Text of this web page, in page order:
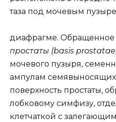
таза под мочевым
диафрагме. Обращенное
простаты (basis
мочевого пузыря,
ампулам
поверхность простаты,
лобковому симфизу,
клетчаткой с